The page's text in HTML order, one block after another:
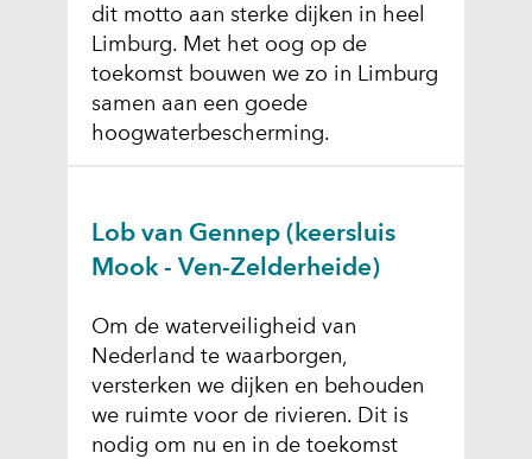
n
n
n
dit motto aan sterke dijken in heel
Limburg. Met het oog op de
toekomst bouwen we zo in Limburg
samen aan een goede
hoogwaterbescherming.
Lob van Gennep (keersluis
Mook - Ven-Zelderheide)
Om de waterveiligheid van
Nederland te waarborgen,
versterken we dijken en behouden
we ruimte voor de rivieren. Dit is
nodig om nu en in de toekomst